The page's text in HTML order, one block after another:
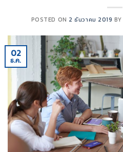
POSTED ON 2 ธันวาคม 2019 BY
02
ธ.ค.